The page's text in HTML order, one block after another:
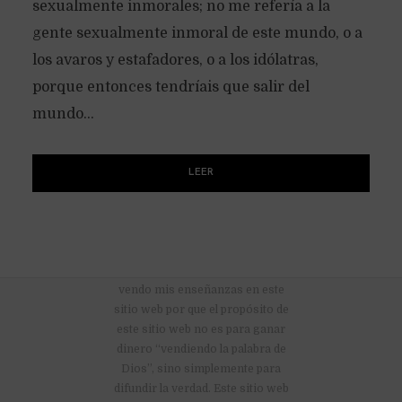
sexualmente inmorales; no me refería a la
gente sexualmente inmoral de este mundo, o a
los avaros y estafadores, o a los idólatras,
porque entonces tendríais que salir del
mundo...
LEER
vendo mis enseñanzas en este
sitio web por que el propósito de
este sitio web no es para ganar
dinero “vendiendo la palabra de
Dios”, sino simplemente para
difundir la verdad. Este sitio web